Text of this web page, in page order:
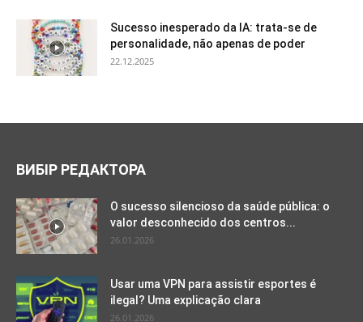
Sucesso inesperado da IA: trata-se de
personalidade, não apenas de poder
22.12.2025
ВИБІР РЕДАКТОРА
O sucesso silencioso da saúde pública: o
valor desconhecido dos centros...
26.01.2026
Usar uma VPN para assistir esportes é
ilegal? Uma explicação clara
26.01.2026